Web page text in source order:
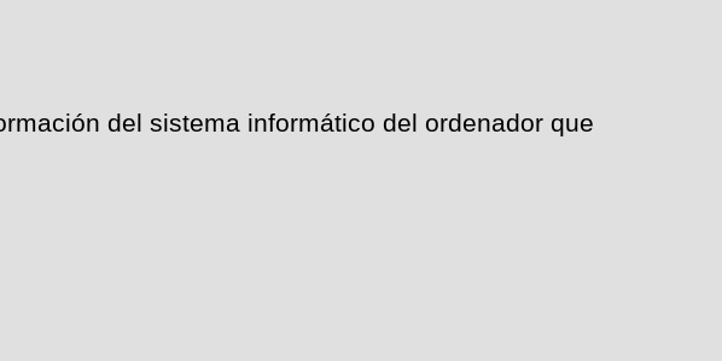
del sistema informático del ordenador que